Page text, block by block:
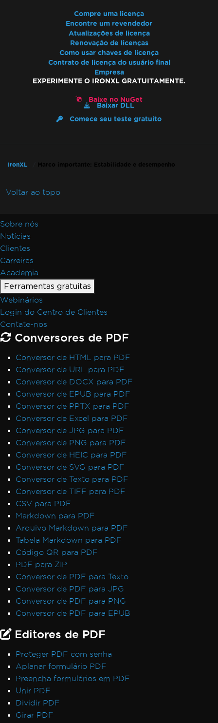
Compre uma licença
Encontre um revendedor
Atualizações de licença
Renovação de licenças
Como usar chaves de licença
Contrato de licença do usuário final
Empresa
EXPERIMENTE O IRONXL GRATUITAMENTE.
Baixe no NuGet
Baixar DLL
Comece seu teste gratuito
IronXL Marco importante: Estabilidade e desempenho
Voltar ao topo
Sobre nós
Notícias
Clientes
Carreiras
Academia
Ferramentas gratuitas
Webinários
Login do Centro de Clientes
Contate-nos
Conversores de PDF
Conversor de HTML para PDF
Conversor de URL para PDF
Conversor de DOCX para PDF
Conversor de EPUB para PDF
Conversor de PPTX para PDF
Conversor de Excel para PDF
Conversor de JPG para PDF
Conversor de PNG para PDF
Conversor de HEIC para PDF
Conversor de SVG para PDF
Conversor de Texto para PDF
Conversor de TIFF para PDF
CSV para PDF
Markdown para PDF
Arquivo Markdown para PDF
Tabela Markdown para PDF
Código QR para PDF
PDF para ZIP
Conversor de PDF para Texto
Conversor de PDF para JPG
Conversor de PDF para PNG
Conversor de PDF para EPUB
Editores de PDF
Proteger PDF com senha
Aplanar formulário PDF
Preencha formulários em PDF
Unir PDF
Dividir PDF
Girar PDF